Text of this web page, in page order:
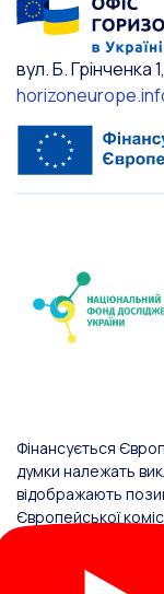
вул. Б. Грінченка
Фінансується
думки належать
відображають
Європейської
надав